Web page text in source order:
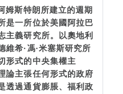
姆斯特朗所建立的週期
是一所位於美國阿拉巴
主義研究所。以奧地利
維希·馮·米塞斯研究所
形式的中央集權主
論主張任何形式的政府
透過通貨膨脹、福利政